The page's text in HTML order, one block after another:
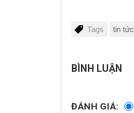
Tags tin tức
BÌNH LUẬN
ĐÁNH GIÁ: